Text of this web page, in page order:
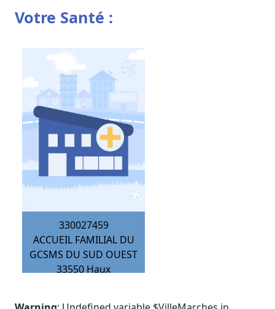
Votre Santé :
330027459
ACCUEIL FAMILIAL DU
GCSMS DU SUD OUEST
33550 Haux